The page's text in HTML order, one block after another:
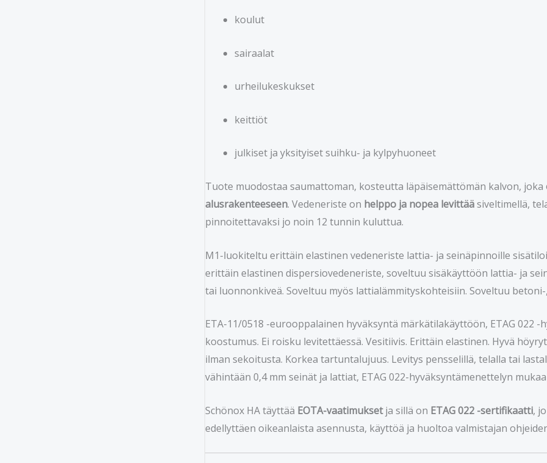
koulut
sairaalat
urheilukeskukset
keittiöt
julkiset ja yksityiset suihku- ja kylpyhuoneet
Tuote muodostaa saumattoman, kosteutta läpäisemättömän kalvon, joka
alusrakenteeseen. Vedeneriste on helppo ja nopea levittääsiveltimellä,
pinnoitettavaksi jo noin 12 tunnin kuluttua.
M1-luokiteltu erittäin elastinen vedeneriste lattia- ja seinäpinnoille
erittäin elastinen dispersiovedeneriste, soveltuu sisäkäyttöön lattia- ja
tai luonnonkiveä. Soveltuu myös lattialämmityskohteisiin. Soveltuu
ETA-11/0518 -eurooppalainen hyväksyntä märkätilakäyttöön, ETAG 022
koostumus. Ei roisku levitettäessä. Vesitiivis. Erittäin elastinen. Hyvä
ilman sekoitusta. Korkea tartuntalujuus. Levitys pensselillä, telalla tai
vähintään 0,4 mm seinät ja lattiat, ETAG 022-hyväksyntämenettelyn
Schönox HA täyttää EOTA-vaatimuksetja sillä on ETAG 022 -sertifikaatti,
edellyttäen oikeanlaista asennusta, käyttöä ja huoltoa valmistajan